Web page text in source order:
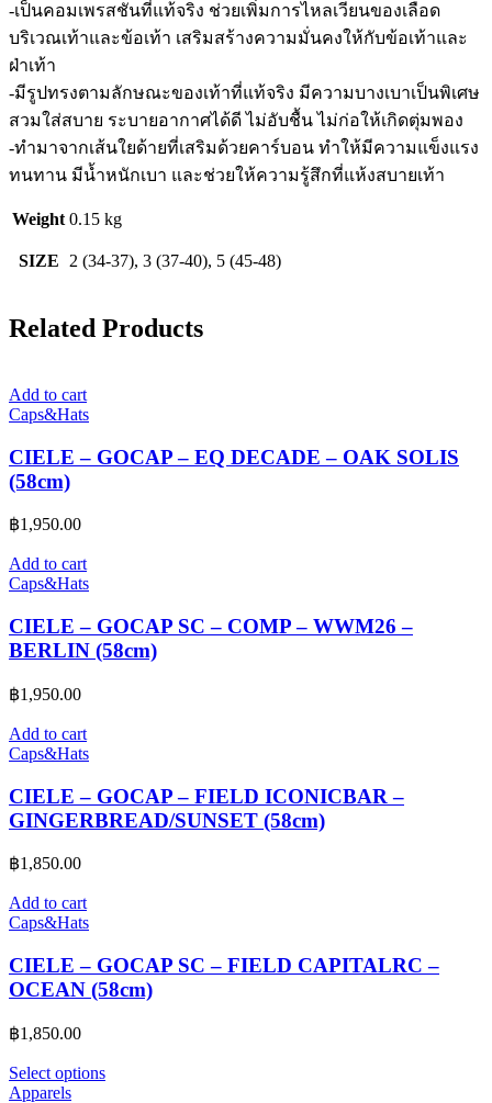
-เป็นคอมเพรสชันที่แท้จริง ช่วยเพิ่มการไหลเวียนของเลือด
บริเวณเท้าและข้อเท้า เสริมสร้างความมั่นคงให้กับข้อเท้าและ
ฝ่าเท้า
-มีรูปทรงตามลักษณะของเท้าที่แท้จริง มีความบางเบาเป็นพิเศษ
สวมใส่สบาย ระบายอากาศได้ดี ไม่อับชื้น ไม่ก่อให้เกิดตุ่มพอง
-ทำมาจากเส้นใยด้ายที่เสริมด้วยคาร์บอน ทำให้มีความแข็งแรง
ทนทาน มีน้ำหนักเบา และช่วยให้ความรู้สึกที่แห้งสบายเท้า
Weight 0.15 kg
SIZE 2 (34-37), 3 (37-40), 5 (45-48)
Related Products
Add to cart
Caps&Hats
CIELE – GOCAP – EQ DECADE – OAK SOLIS
(58cm)
฿1,950.00
Add to cart
Caps&Hats
CIELE – GOCAP SC – COMP – WWM26 –
BERLIN (58cm)
฿1,950.00
Add to cart
Caps&Hats
CIELE – GOCAP – FIELD ICONICBAR –
GINGERBREAD/SUNSET (58cm)
฿1,850.00
Add to cart
Caps&Hats
CIELE – GOCAP SC – FIELD CAPITALRC –
OCEAN (58cm)
฿1,850.00
Select options
Apparels